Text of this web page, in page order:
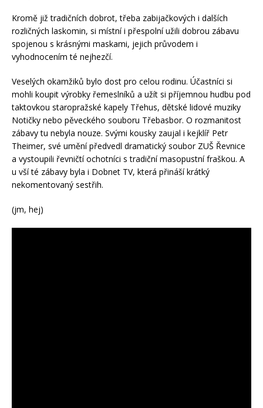
Kromě již tradičních dobrot, třeba zabijačkových i dalších
rozličných laskomin, si místní i přespolní užili dobrou zábavu
spojenou s krásnými maskami, jejich průvodem i
vyhodnocením té nejhezčí.
Veselých okamžiků bylo dost pro celou rodinu. Účastníci si
mohli koupit výrobky řemeslníků a užít si příjemnou hudbu pod
taktovkou staropražské kapely Třehus, dětské lidové muziky
Notičky nebo pěveckého souboru Třebasbor. O rozmanitost
zábavy tu nebyla nouze. Svými kousky zaujal i kejklíř Petr
Theimer, své umění předvedl dramatický soubor ZUŠ Řevnice
a vystoupili řevničtí ochotníci s tradiční masopustní fraškou. A
u vší té zábavy byla i Dobnet TV, která přináší krátký
nekomentovaný sestřih.
(jm, hej)